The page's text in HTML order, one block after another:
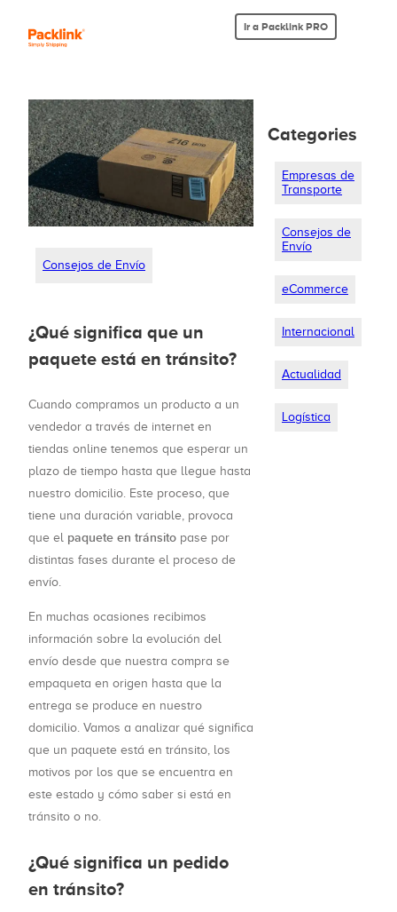
Ir a Packlink PRO
Consejos de Envío
¿Qué significa que un
paquete está en tránsito?
Cuando compramos un producto a un
vendedor a través de internet en
tiendas online tenemos que esperar un
plazo de tiempo hasta que llegue hasta
nuestro domicilio. Este proceso, que
tiene una duración variable, provoca
que el paquete en tránsito pase por
distintas fases durante el proceso de
envío.
En muchas ocasiones recibimos
información sobre la evolución del
envío desde que nuestra compra se
empaqueta en origen hasta que la
entrega se produce en nuestro
domicilio. Vamos a analizar qué significa
que un paquete está en tránsito, los
motivos por los que se encuentra en
este estado y cómo saber si está en
tránsito o no.
¿Qué significa un pedido
en tránsito?
Categories
Empresas de
Transporte
Consejos de
Envío
eCommerce
Internacional
Actualidad
Logística